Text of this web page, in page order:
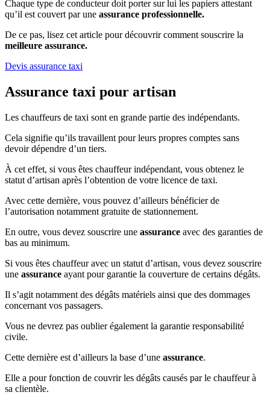
Chaque type de conducteur doit porter sur lui les papiers attestant
qu’il est couvert par une assurance professionnelle.
De ce pas, lisez cet article pour découvrir comment souscrire la
meilleure assurance.
Devis assurance taxi
Assurance taxi pour artisan
Les chauffeurs de taxi sont en grande partie des indépendants.
Cela signifie qu’ils travaillent pour leurs propres comptes sans
devoir dépendre d’un tiers.
À cet effet, si vous êtes chauffeur indépendant, vous obtenez le
statut d’artisan après l’obtention de votre licence de taxi.
Avec cette dernière, vous pouvez d’ailleurs bénéficier de
l’autorisation notamment gratuite de stationnement.
En outre, vous devez souscrire une assurance avec des garanties de
bas au minimum.
Si vous êtes chauffeur avec un statut d’artisan, vous devez souscrire
une assurance ayant pour garantie la couverture de certains dégâts.
Il s’agit notamment des dégâts matériels ainsi que des dommages
concernant vos passagers.
Vous ne devrez pas oublier également la garantie responsabilité
civile.
Cette dernière est d’ailleurs la base d’une assurance.
Elle a pour fonction de couvrir les dégâts causés par le chauffeur à
sa clientèle.